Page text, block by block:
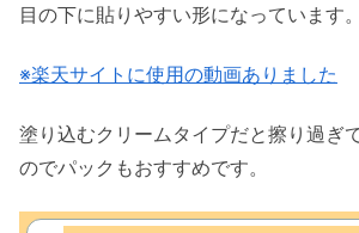
目の下に貼りやすい形になっています。
※楽天サイトに使用の動画ありました
塗り込むクリームタイプだと擦り過ぎ
のでパックもおすすめです。